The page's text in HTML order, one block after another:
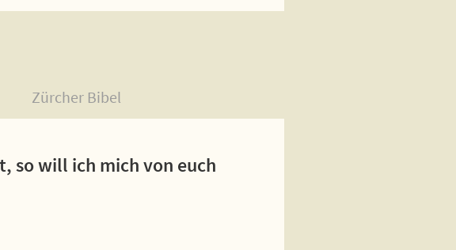
Zürcher Bibel
so will ich mich von euch